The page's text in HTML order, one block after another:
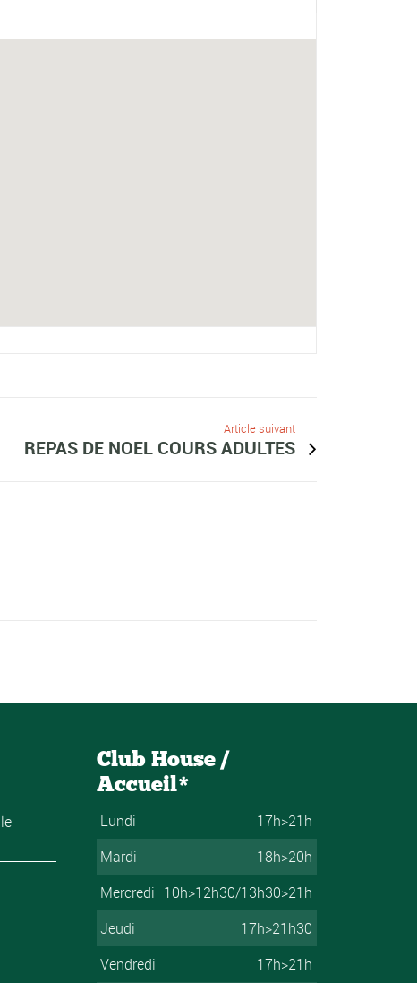
Article suivant
REPAS DE NOEL COURS ADULTES
Club House /
Accueil*
Lundi
17h>21h
Mardi
18h>20h
Mercredi 10h>12h30/13h30>21h
Jeudi
17h>21h30
Vendredi
17h>21h